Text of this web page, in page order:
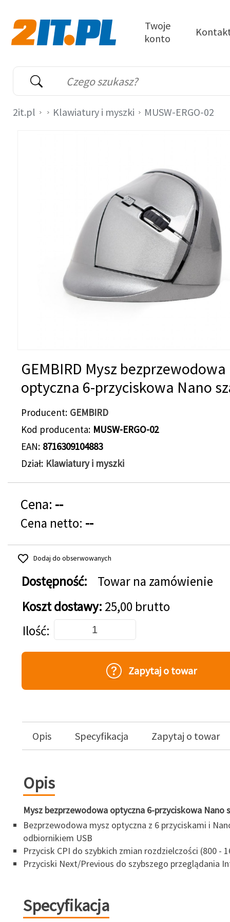
Wyszukiwarka
Słowo kluczowe
Twoje
konto
2it.pl Klawiatury i myszki MUSW-ERGO-02
GEMBIRD Mysz bezprzewodowa
optyczna 6-przyciskowa Nano
Producent GEMBIRD
Kod producenta MUSW-ERGO-02
EAN 8716309104883
Dział Klawiatury i myszki
Cena: --
Cena netto: --
Dodaj do obserwowanych
Dostępność:
Towar na zamówienie
Koszt dostawy: 25,00 brutto
Dodaj do koszyka
Ilość
Zapytaj o towar
Opis Specyfikacja Zapytaj o towar
Opis
Mysz bezprzewodowa optyczna 6-przyciskowa Nano
Bezprzewodowa mysz optyczna z 6 przyciskami i
odbiornikiem USB
Przycisk CPI do szybkich zmian rozdzielczości (800 -
Przyciski Next/Previous do szybszego przeglądania
Specyfikacja